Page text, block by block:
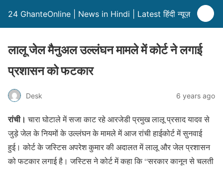
24 GhanteOnline | News in Hindi | Latest हिंदी न्यूज़
लालू जेल मैनुअल उल्लंघन मामले में कोर्ट ने लगाई
प्रशासन को फटकार
Desk 6 years ago
रांची।चारा घोटाले में सजा काट रहे आरजेडी प्रमुख लालू प्रसाद यादव से
जुड़े जेल के नियमों के उल्लंघन के मामले में आज रांची हाईकोर्ट में सुनवाई
हुई। कोर्ट के जस्टिस अपरेश कुमार की अदालत में लालू और जेल प्रशासन
को फटकार लगाई है। जस्टिस ने कोर्ट में कहा कि “सरकार कानून से चलती